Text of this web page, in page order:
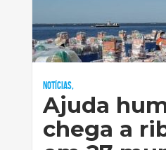
Notícias,
Ajuda
chega a